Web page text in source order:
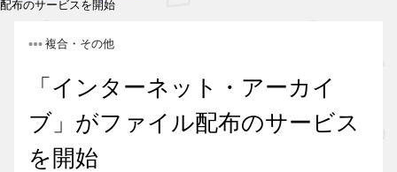
配布のサービスを開始
複合・その他
「インターネット・アーカイ
ブ」がファイル配布のサービス
を開始